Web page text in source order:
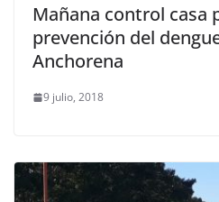
Mañana control casa
prevención del
Anchorena
9 julio, 2018